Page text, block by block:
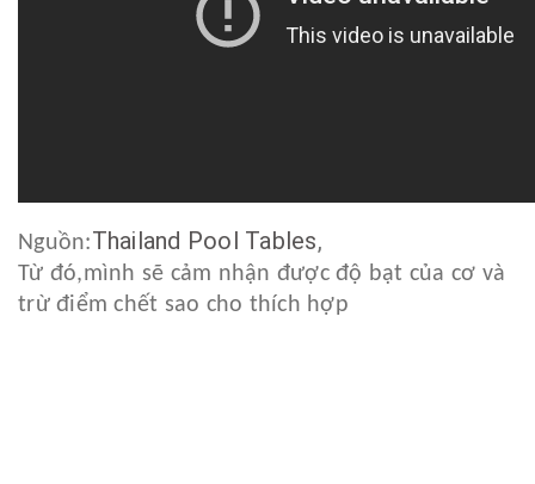
Nguồn:Thailand Pool Tables,
Từ đó,mình sẽ cảm nhận được độ bạt của cơ và
trừ điểm chết sao cho thích hợp